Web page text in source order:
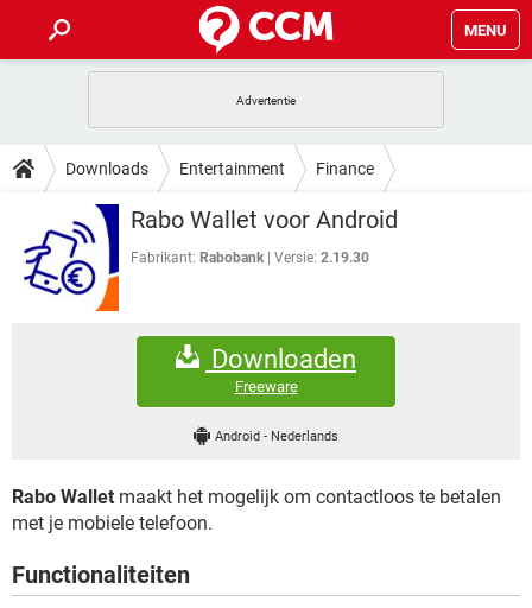
MENU
INSTAGRAM WINDOWS 10
CORONAVIRUS
GRATIS SNAPCHAT
TIKTOK
HOW-TO
VIDEOBELLEN GAMES
INSTAGRAM
NETFLIX
DOWNLOADS
VIDEOBELLEN GAMES
INSTAGRAM
CORONAVIRUS
SNAPCHAT
FORUM
WINDOWS 10
CORONAVIRUS
SNAPCHAT
GAMES
GRATIS SNAPCHAT
Downloads Entertainment Finance
Rabo Wallet voor Android
Fabrikant: Rabobank Versie: 2.19.30
Downloaden
Freeware
Android - Nederlands
Rabo Wallet maakt het mogelijk om contactloos te betalen
met je mobiele telefoon.
Functionaliteiten